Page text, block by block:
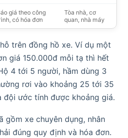
giá theo công
có hóa đơn
Tòa nhà, cơ
quan, nhà máy
trên đồng hồ xe. Ví dụ một
giá 150.000đ mỗi tạ thì hết
4 tới 5 người, hầm dùng 3
rơi vào khoảng 25 tới 35
đội ước tính được khoảng giá.
gồm xe chuyên dụng, nhân
đúng quy định và hóa đơn.